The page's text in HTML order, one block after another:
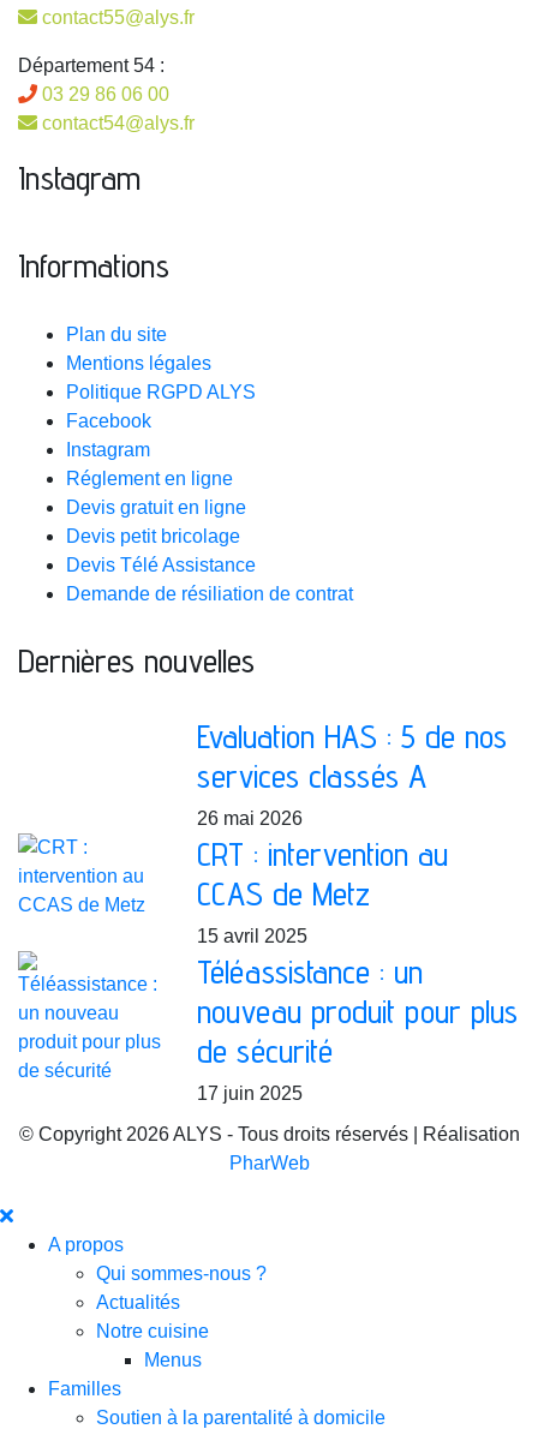
contact55@alys.fr
Département 54 :
03 29 86 06 00
contact54@alys.fr
Instagram
Informations
Plan du site
Mentions légales
Politique RGPD ALYS
Facebook
Instagram
Réglement en ligne
Devis gratuit en ligne
Devis petit bricolage
Devis Télé Assistance
Demande de résiliation de contrat
Dernières nouvelles
Evaluation HAS : 5 de nos
services classés A
26 mai 2026
CRT : intervention au
CCAS de Metz
15 avril 2025
Téléassistance : un
nouveau produit pour plus
de sécurité
17 juin 2025
© Copyright 2026 ALYS - Tous droits réservés | Réalisation
PharWeb
A propos
Qui sommes-nous ?
Actualités
Notre cuisine
Menus
Familles
Soutien à la parentalité à domicile